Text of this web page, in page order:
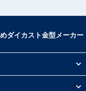
ダイカスト金型メーカー